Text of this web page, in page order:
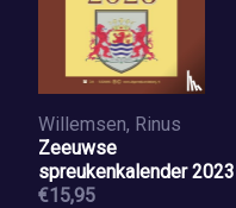
Willemsen, Rinus
Zeeuwse
spreukenkalender 2023
€15,95